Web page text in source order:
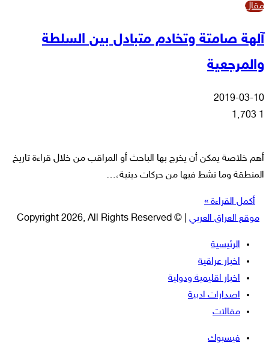
مقال
آلهة صامتة وتخادم متبادل بين السلطة
والمرجعية
2019-03-10
1
أهم خلاصة يمكن أن يخرج بها الباحث أو المراقب من خلال قراءة تاريخ
المنطقة وما نشط فيها من حركات دينية،…
أكمل القراءة »
موقع العراق العربي | © Copyright 2026, All Rights Reserved
الرئيسية
اخبار عراقية
اخبار اقليمية ودولية
اصدارات ادبية
مقالات
فيسبوك